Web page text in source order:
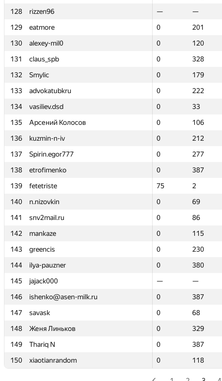
128
rizzen96 —
—
129
eatmore 0
201
130
alexey-mil0 0
120
131
claus_spb 0
328
132
Smylic 0
179
133
advokatubkru 0
222
134
vasiliev.dsd 0
33
135
Арсений Колосов 0
106
136
kuzmin-n-iv 0
212
137
Spirin.egor777 0
277
138
etrofimenko 0
387
139
fetetriste 75
2
140
n.nizovkin 0
69
141
snv2mail.ru 0
86
142
mankaze 0
115
143
greencis 0
230
144
ilya-pauzner 0
380
145
jajack000 —
—
146
ishenko@asen-milk.ru 0
387
147
savask 0
68
148
Женя Линьков 0
329
149
Thariq N 0
387
150
xiaotianrandom 0 118
128
rizzen96 —
—
129
eatmore 0
201
130
alexey-mil0 0
120
131
claus_spb 0
328
132
Smylic 0
179
133
advokatubkru 0
222
134
vasiliev.dsd 0
33
135
Арсений Колосов 0
106
136
kuzmin-n-iv 0
212
137
Spirin.egor777 0
277
138
etrofimenko 0
387
139
fetetriste 75
2
140
n.nizovkin 0
69
141
snv2mail.ru 0
86
142
mankaze 0
115
143
greencis 0
230
144
ilya-pauzner 0
380
145
jajack000 —
—
146
ishenko@asen-milk.ru 0
387
147
savask 0
68
148
Женя Линьков 0
329
149
Thariq N 0
387
150
xiaotianrandom 0 118